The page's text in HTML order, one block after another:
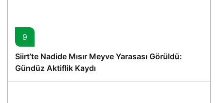
9
Siirt’te Nadide Mısır Meyve Yarasası Görüldü:
Gündüz Aktiflik Kaydı